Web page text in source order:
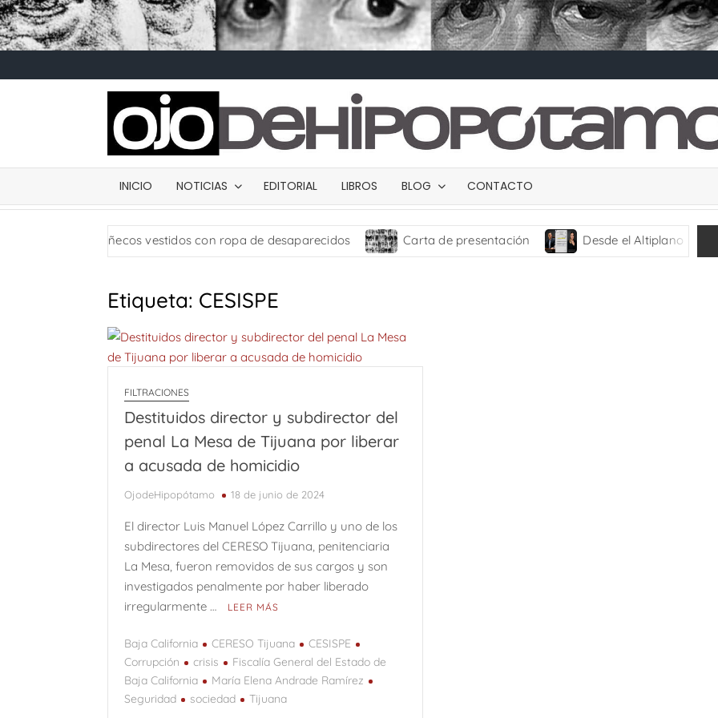
INICIO NOTICIAS EDITORIAL LIBROS BLOG CONTACTO
usan muñecos vestidos con ropa de desaparecidos Carta de presentación Desde el Altiplano
Etiqueta: CESISPE
FILTRACIONES
Destituidos director y subdirector del
penal La Mesa de Tijuana por liberar
a acusada de homicidio
OjodeHipopótamo 18 de junio de 2024
El director Luis Manuel López Carrillo y uno de los
subdirectores del CERESO Tijuana, penitenciaria
La Mesa, fueron removidos de sus cargos y son
investigados penalmente por haber liberado
irregularmente …
LEER MÁS
Baja California CERESO Tijuana
CESISPE
Corrupción
crisis
Fiscalía General del Estado de
Baja California
María Elena Andrade Ramírez
Seguridad
sociedad Tijuana